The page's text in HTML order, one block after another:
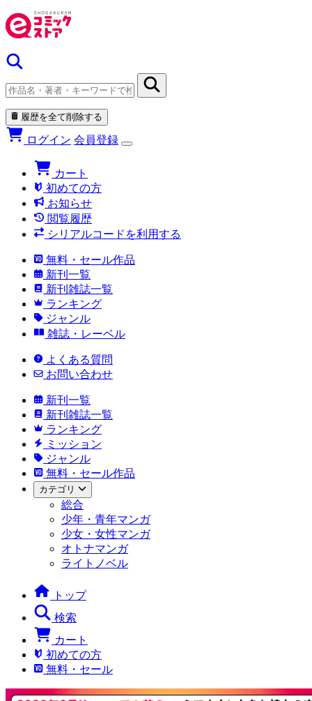
履歴を全て削除する
ログイン 会員登録
カート
初めての方
お知らせ
閲覧履歴
シリアルコードを利用する
無料・セール作品
新刊一覧
新刊雑誌一覧
ランキング
ジャンル
雑誌・レーベル
よくある質問
お問い合わせ
新刊一覧
新刊雑誌一覧
ランキング
ミッション
ジャンル
無料・セール作品
カテゴリ
総合
少年・青年マンガ
少女・女性マンガ
オトナマンガ
ライトノベル
トップ
検索
カート
初めての方
無料・セール